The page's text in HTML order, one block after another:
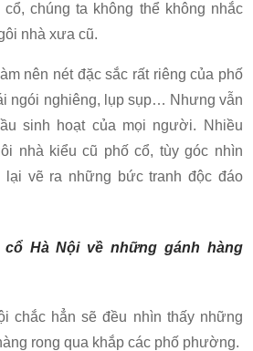
chúng ta không thể không nhắc
nhà xưa cũ.
nên nét đặc sắc rất riêng của phố
ngói nghiêng, lụp sụp… Nhưng vẫn
sinh hoạt của mọi người. Nhiều
nhà kiểu cũ phố cổ, tùy góc nhìn
lại vẽ ra những bức tranh độc đáo
Hà Nội về những gánh hàng
chắc hẳn sẽ đều nhìn thấy những
rong qua khắp các phố phường.